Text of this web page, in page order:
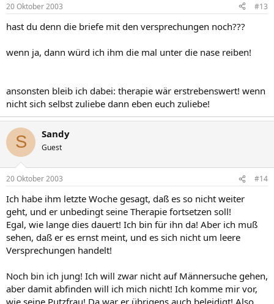
20 Oktober 2003 #13
hast du denn die briefe mit den versprechungen noch???
wenn ja, dann würd ich ihm die mal unter die nase reiben!
ansonsten bleib ich dabei: therapie wär erstrebenswert! wenn
nicht sich selbst zuliebe dann eben euch zuliebe!
S Sandy
Guest
20 Oktober 2003 #14
Ich habe ihm letzte Woche gesagt, daß es so nicht weiter
geht, und er unbedingt seine Therapie fortsetzen soll!
Egal, wie lange dies dauert! Ich bin für ihn da! Aber ich muß
sehen, daß er es ernst meint, und es sich nicht um leere
Versprechungen handelt!
Noch bin ich jung! Ich will zwar nicht auf Männersuche gehen,
aber damit abfinden will ich mich nicht! Ich komme mir vor,
wie seine Putzfrau! Da war er übrigens auch beleidigt! Also,